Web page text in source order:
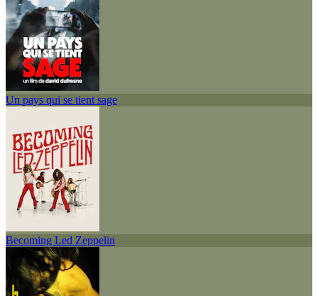
Un pays qui se tient sage
Becoming Led Zeppelin